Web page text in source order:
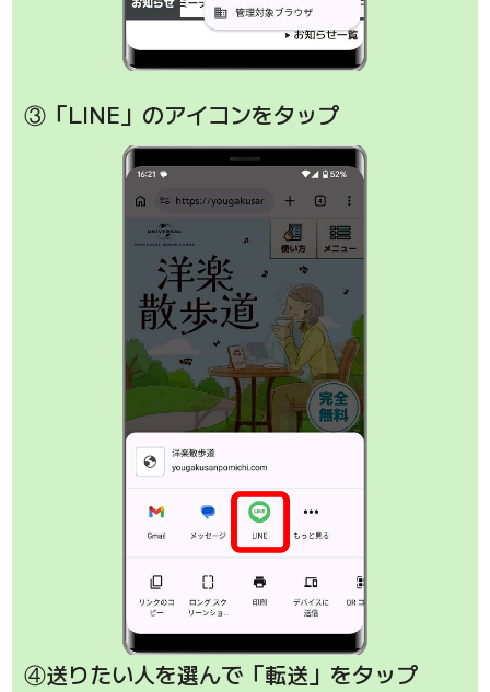
③「LINE」のアイコンをタップ
④送りたい人を選んで「転送」をタップ